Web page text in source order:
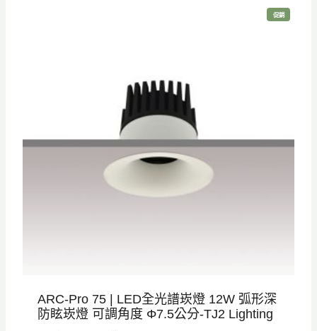
促銷特
價
ARC-Pro 75 | LED全光譜崁燈 12W 弧形深
防眩崁燈 可調角度 Φ7.5公分-TJ2 Lighting